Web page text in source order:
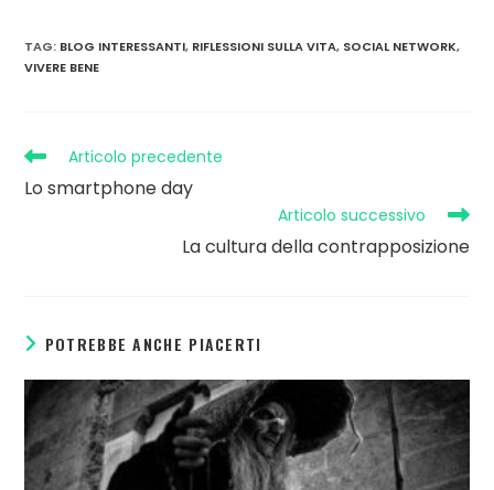
TAG: BLOG INTERESSANTI, RIFLESSIONI SULLA VITA, SOCIAL NETWORK,
VIVERE BENE
Articolo precedente
Lo smartphone day
Articolo successivo
La cultura della contrapposizione
POTREBBE ANCHE PIACERTI